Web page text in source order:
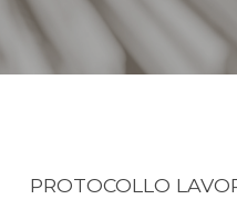
PROTOCOLLO